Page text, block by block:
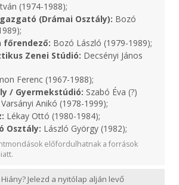
(1974-1988);
(Drámai Osztály): Bozó
főrendező: Bozó László (1979-1989);
Zenei Stúdió: Decsényi János
Ferenc (1967-1988);
/ Gyermekstúdió: Szabó Éva (?)
Anikó (1978-1999);
Lékay Ottó (1980-1984);
Osztály: László György (1982);
előfordulhatnak a források
Jelezd a nyitólap alján levő